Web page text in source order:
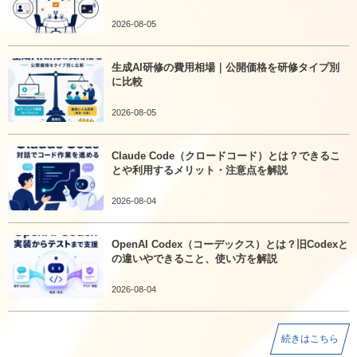
2026-08-05
生成AI研修の費用相場｜公開価格を研修タイプ別
に比較
2026-08-05
Claude Code（クロードコード）とは？できるこ
とや利用するメリット・注意点を解説
2026-08-04
OpenAI Codex（コーデックス）とは？旧Codexと
の違いやできること、使い方を解説
2026-08-04
続きはこちら